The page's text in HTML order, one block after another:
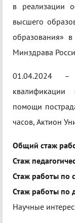
в реализации
высшего
образования»
Минздрава
01.04.2024
помощи
часов, Актион
Общий стаж
Стаж
Стаж работы по
Стаж работы по
Научные